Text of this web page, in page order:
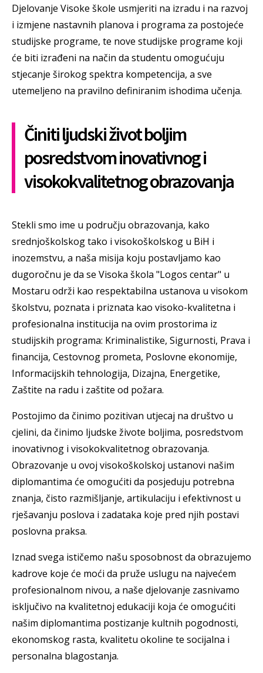
Djelovanje Visoke škole usmjeriti na izradu i na razvoj
i izmjene nastavnih planova i programa za postojeće
studijske programe, te nove studijske programe koji
će biti izrađeni na način da studentu omogućuju
stjecanje širokog spektra kompetencija, a sve
utemeljeno na pravilno definiranim ishodima učenja.
Činiti ljudski život boljim
posredstvom inovativnog i
visokokvalitetnog obrazovanja
Stekli smo ime u području obrazovanja, kako
srednjoškolskog tako i visokoškolskog u BiH i
inozemstvu, a naša misija koju postavljamo kao
dugoročnu je da se Visoka škola "Logos centar" u
Mostaru održi kao respektabilna ustanova u visokom
školstvu, poznata i priznata kao visoko-kvalitetna i
profesionalna institucija na ovim prostorima iz
studijskih programa: Kriminalistike, Sigurnosti, Prava i
financija, Cestovnog prometa, Poslovne ekonomije,
Informacijskih tehnologija, Dizajna, Energetike,
Zaštite na radu i zaštite od požara.
Postojimo da činimo pozitivan utjecaj na društvo u
cjelini, da činimo ljudske živote boljima, posredstvom
inovativnog i visokokvalitetnog obrazovanja.
Obrazovanje u ovoj visokoškolskoj ustanovi našim
diplomantima će omogućiti da posjeduju potrebna
znanja, čisto razmišljanje, artikulaciju i efektivnost u
rješavanju poslova i zadataka koje pred njih postavi
poslovna praksa.
Iznad svega ističemo našu sposobnost da obrazujemo
kadrove koje će moći da pruže uslugu na najvećem
profesionalnom nivou, a naše djelovanje zasnivamo
isključivo na kvalitetnoj edukaciji koja će omogućiti
našim diplomantima postizanje kultnih pogodnosti,
ekonomskog rasta, kvalitetu okoline te socijalna i
personalna blagostanja.